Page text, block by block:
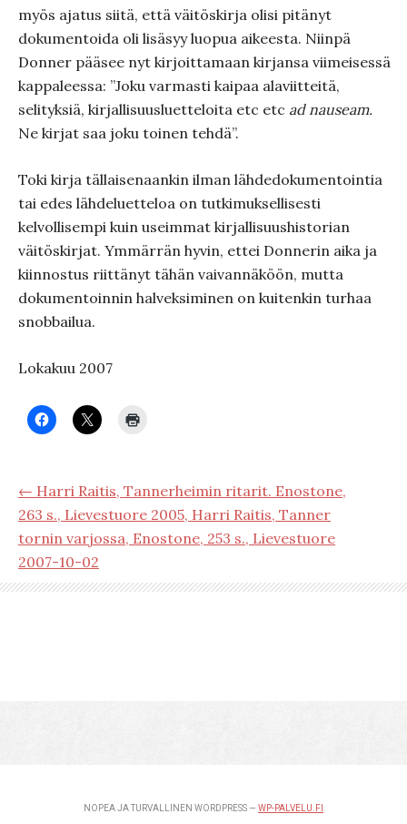
myös ajatus siitä, että väitöskirja olisi pitänyt
dokumentoida oli lisäsyy luopua aikeesta. Niinpä
Donner pääsee nyt kirjoittamaan kirjansa viimeisessä
kappaleessa: ”Joku varmasti kaipaa alaviitteitä,
selityksiä, kirjallisuusluetteloita etc etc ad nauseam.
Ne kirjat saa joku toinen tehdä”.
Toki kirja tällaisenaankin ilman lähdedokumentointia
tai edes lähdeluetteloa on tutkimuksellisesti
kelvollisempi kuin useimmat kirjallisuushistorian
väitöskirjat. Ymmärrän hyvin, ettei Donnerin aika ja
kiinnostus riittänyt tähän vaivannäköön, mutta
dokumentoinnin halveksiminen on kuitenkin turhaa
snobbailua.
Lokakuu 2007
← Harri Raitis, Tannerheimin ritarit. Enostone,
263 s., Lievestuore 2005, Harri Raitis, Tanner
tornin varjossa, Enostone, 253 s., Lievestuore
2007-10-02
NOPEA JA TURVALLINEN WORDPRESS — WP-PALVELU.FI